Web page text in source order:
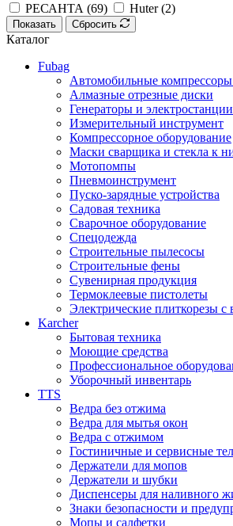
РЕСАНТА (69) Huter (2)
Показать Сбросить
Каталог
Fubag
Автомобильные
Алмазные отрезные диски
Генераторы и электростанции
Измерительный инструмент
Компрессорное оборудование
Маски сварщика и стекла к
Мотопомпы
Пневмоинструмент
Пуско-зарядные устройства
Садовая техника
Сварочное оборудование
Спецодежда
Строительные пылесосы
Строительные фены
Сувенирная продукция
Термоклеевые пистолеты
Электрические плиткорезы
Karcher
Бытовая техника
Моющие средства
Профессиональное
Уборочный инвентарь
TTS
Ведра без отжима
Ведра для мытья окон
Ведра с отжимом
Гостиничные и сервисные
Держатели для мопов
Держатели и шубки
Диспенсеры для наливного
Знаки безопасности и
Мопы и салфетки